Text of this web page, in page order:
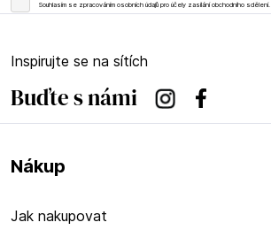
Souhlasím se zpracováním osobních údajů pro účely zasílání obchodního sdělení.
Inspirujte se na sítích
Buďte s námi InstagramFacebook
Nákup
Jak nakupovat